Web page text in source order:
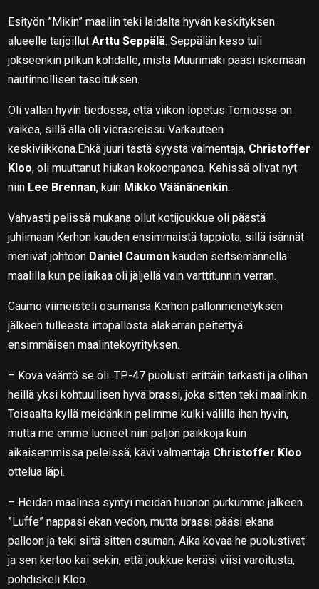
Esityön ”Mikin” maaliin teki laidalta hyvän keskityksen
alueelle tarjoillutArttu Seppälä. Seppälän keso tuli
jokseenkin pilkun kohdalle, mistä Muurimäki pääsi iskemään
nautinnollisen tasoituksen.
Oli vallan hyvin tiedossa, että viikon lopetus Torniossa on
vaikea, sillä alla oli vierasreissu Varkauteen
keskiviikkona.Ehkä juuri tästä syystä valmentaja, Christoffer
Kloo, oli muuttanut hiukan kokoonpanoa. Kehissä olivat nyt
niin Lee Brennan, kuin Mikko Väänänenkin.
Vahvasti pelissä mukana ollut kotijoukkue oli päästä
juhlimaan Kerhon kauden ensimmäistä tappiota, sillä isännät
menivät johtoon Daniel Caumon kauden seitsemännellä
maalilla kun peliaikaa oli jäljellä vain varttitunnin verran.
Caumo viimeisteli osumansa Kerhon pallonmenetyksen
jälkeen tulleesta irtopallosta alakerran peitettyä
ensimmäisen maalintekoyrityksen.
– Kova vääntö se oli. TP-47 puolusti erittäin tarkasti ja olihan
heillä yksi kohtuullisen hyvä brassi, joka sitten teki maalinkin.
Toisaalta kyllä meidänkin pelimme kulki välillä ihan hyvin,
mutta me emme luoneet niin paljon paikkoja kuin
aikaisemmissa peleissä, kävi valmentaja Christoffer Kloo
ottelua läpi.
– Heidän maalinsa syntyi meidän huonon purkumme jälkeen.
”Luffe” nappasi ekan vedon, mutta brassi pääsi ekana
palloon ja teki siitä sitten osuman. Aika kovaa he puolustivat
ja sen kertoo kai sekin, että joukkue keräsi viisi varoitusta,
pohdiskeli Kloo.